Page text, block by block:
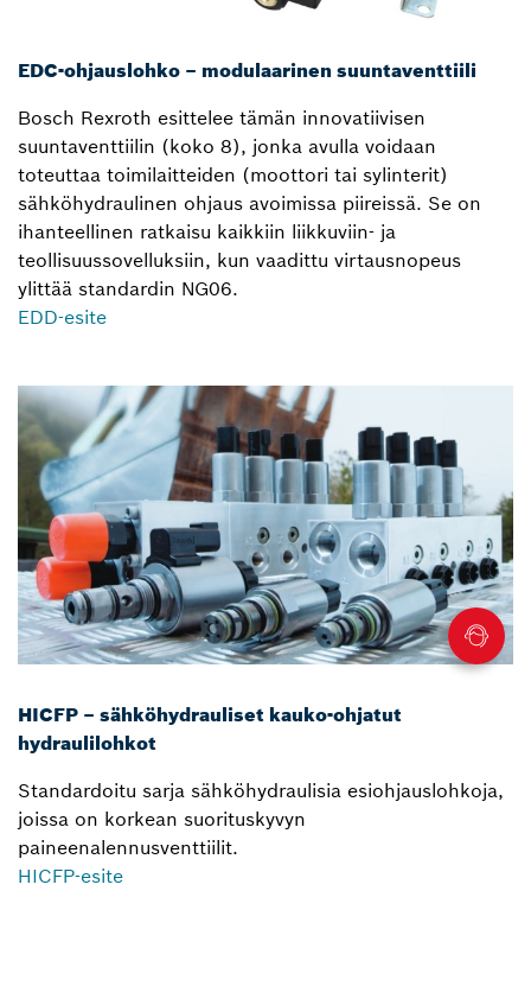
EDC-ohjauslohko – modulaarinen suuntaventtiili
Bosch Rexroth esittelee tämän innovatiivisen
suuntaventtiilin (koko 8), jonka avulla voidaan
toteuttaa toimilaitteiden (moottori tai sylinterit)
sähköhydraulinen ohjaus avoimissa piireissä. Se on
ihanteellinen ratkaisu kaikkiin liikkuviin- ja
teollisuussovelluksiin, kun vaadittu virtausnopeus
ylittää standardin NG06.
EDD-esite
HICFP – sähköhydrauliset kauko-ohjatut
hydraulilohkot
Standardoitu sarja sähköhydraulisia esiohjauslohkoja,
joissa on korkean suorituskyvyn
paineenalennusventtiilit.
HICFP-esite